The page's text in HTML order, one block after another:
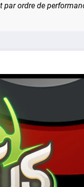
par ordre de